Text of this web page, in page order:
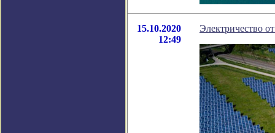
15.10.2020
12:49
Электричество